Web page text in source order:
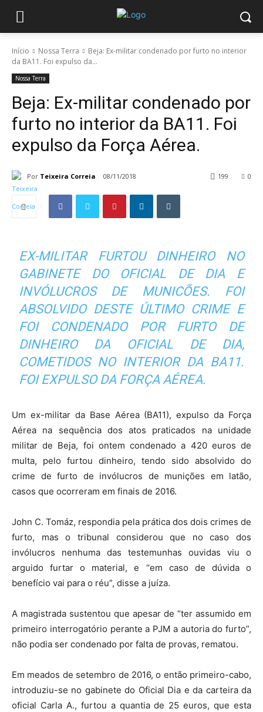
Início Nossa Terra
Beja: Ex-militar condenado por furto no interior
da BA11. Foi expulso da...
Nossa Terra
Beja: Ex-militar condenado por
furto no interior da BA11. Foi
expulso da Força Aérea.
Por Teixeira Correia 08/11/2018 0
199
EX-MILITAR FURTOU DINHEIRO NO
GABINETE DO OFICIAL DE DIA E
INVÓLUCROS DE MUNICÕES. FOI
ABSOLVIDO DESTE ÚLTIMO CRIME E
FOI CONDENADO POR FURTO DE
DINHEIRO DA OFICIAL DE DIA,
COMETIDOS NO INTERIOR DA BA11.
FOI EXPULSO DA FORÇA AÉREA.
Um ex-militar da Base Aérea (BA11), expulso da Força
Aérea na sequência dos atos praticados na unidade
militar de Beja, foi ontem condenado a 420 euros de
multa, pelo furtou dinheiro, tendo sido absolvido do
crime de furto de invólucros de munições em latão,
casos que ocorreram em finais de 2016.
John C. Tomáz, respondia pela prática dos dois crimes de
furto, mas o tribunal considerou que no caso dos
invólucros nenhuma das testemunhas ouvidas viu o
arguido furtar o material, e “em caso de dúvida o
benefício vai para o réu”, disse a juíza.
A magistrada sustentou que apesar de “ter assumido em
primeiro interrogatório perante a PJM a autoria do furto”,
não podia ser condenado por falta de provas, rematou.
Em meados de setembro de 2016, o então primeiro-cabo,
introduziu-se no gabinete do Oficial Dia e da carteira da
oficial Carla A., furtou a quantia de 25 euros, que esta